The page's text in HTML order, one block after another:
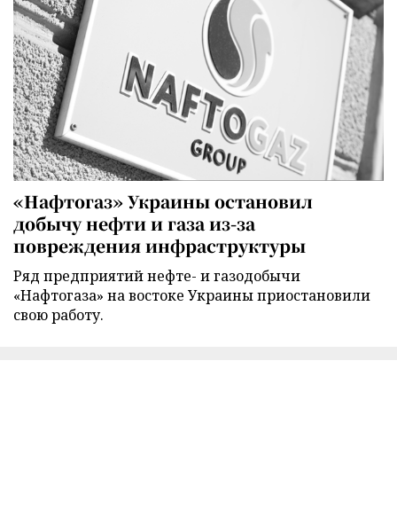
«Нафтогаз» Украины остановил
добычу нефти и газа из-за
повреждения инфраструктуры
Ряд предприятий нефте- и газодобычи
«Нафтогаза» на востоке Украины приостановили
свою работу.